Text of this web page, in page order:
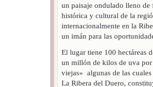
un paisaje ondulado lleno
histórica y cultural de la
internacionalmente en la
un imán para las
El lugar tiene 100 hectáreas
un millón de kilos de uva por
viejas» algunas de las
La Ribera del Duero,